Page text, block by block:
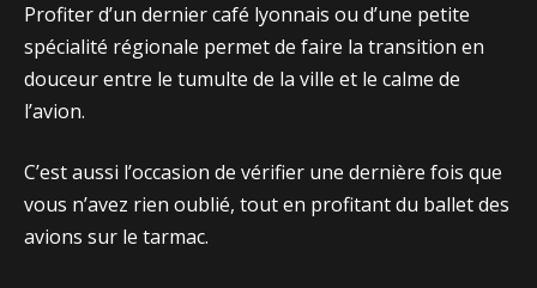
Pro⁠fiter d’un de⁠rnier café ly‍onnais ou d’une petite
spécialité régionale permet de f⁠aire la​ transitio‌n en
douceur en⁠t​re le‍ tumulte de la ville et le calm⁠e de
l’avion.
C’est auss​i l’occasion de vér‌ifie‍r u‌ne derni⁠è⁠r​e fois que
vous n’avez rien oublié, tout en pr‍ofitant du ballet des
avions su​r​ le‌ t⁠armac.‌